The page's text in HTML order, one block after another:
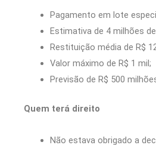
Pagamento em lote
Estimativa de 4 milhões
Restituição média de R$
Valor máximo de R$ 1 mil;
Previsão de R$ 500
Quem terá direito
Não estava obrigado a